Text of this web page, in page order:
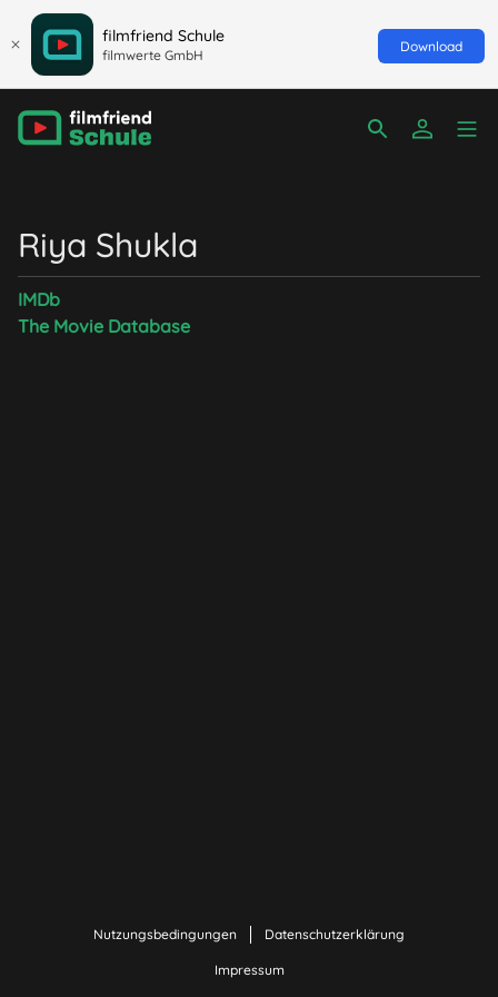
filmfriend Schule
filmwerte GmbH
Download
Riya Shukla
IMDb
The Movie Database
Nutzungsbedingungen Datenschutzerklärung
Impressum